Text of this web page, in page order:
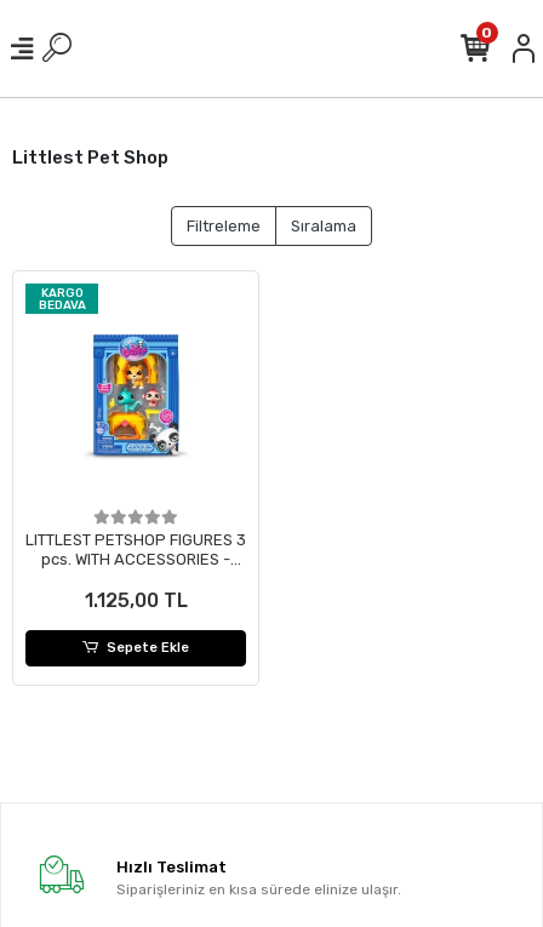
0
Littlest Pet Shop
Filtreleme Sıralama
KARGO
BEDAVA
LITTLEST PETSHOP FIGURES 3
pcs. WITH ACCESSORIES -
1.125,00 TL
Sepete Ekle
Hızlı Teslimat
Siparişleriniz en kısa sürede elinize ulaşır.